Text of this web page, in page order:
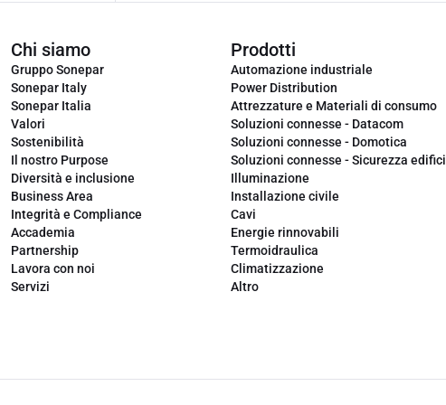
Chi siamo
Gruppo Sonepar
Sonepar Italy
Sonepar Italia
Valori
Sostenibilità
Il nostro Purpose
Diversità e inclusione
Business Area
Integrità e Compliance
Accademia
Partnership
Lavora con noi
Servizi
Prodotti
Automazione industriale
Power Distribution
Attrezzature e Materiali di consumo
Soluzioni connesse - Datacom
Soluzioni connesse - Domotica
Soluzioni connesse - Sicurezza edifici
Illuminazione
Installazione civile
Cavi
Energie rinnovabili
Termoidraulica
Climatizzazione
Altro